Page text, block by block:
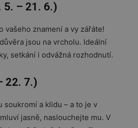
5. – 21. 6.)
vašeho znamení a vy zářáte!
jsou na vrcholu. Ideální
setkání i odvážná rozhodnutí.
22. 7.)
soukromí a klidu – a to je v
jasně, naslouchejte mu. V